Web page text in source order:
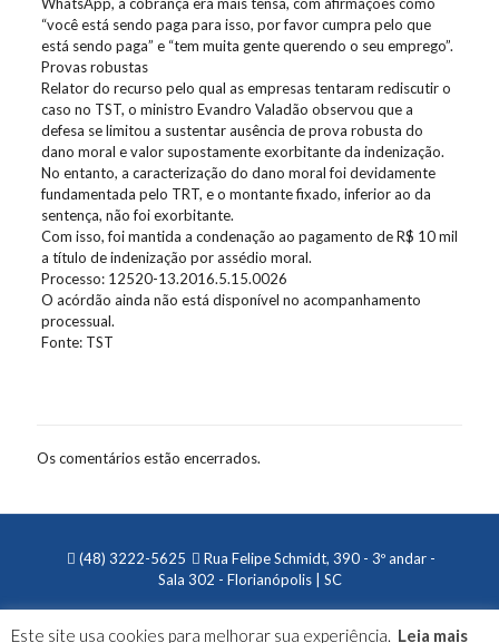
“você está sendo paga para isso, por favor cumpra pelo que
está sendo paga” e “tem muita gente querendo o seu emprego”.
Provas robustas
Relator do recurso pelo qual as empresas tentaram rediscutir o
caso no TST, o ministro Evandro Valadão observou que a
defesa se limitou a sustentar ausência de prova robusta do
dano moral e valor supostamente exorbitante da indenização.
No entanto, a caracterização do dano moral foi devidamente
fundamentada pelo TRT, e o montante fixado, inferior ao da
sentença, não foi exorbitante.
Com isso, foi mantida a condenação ao pagamento de R$ 10 mil
a título de indenização por assédio moral.
Processo: 12520-13.2016.5.15.0026
O acórdão ainda não está disponível no acompanhamento
processual.
Fonte: TST
Os comentários estão encerrados.
(48) 3222-5625
Rua Felipe Schmidt, 390 - 3º andar -
Sala 302 - Florianópolis | SC
Este site usa cookies para melhorar sua experiência. Leia mais